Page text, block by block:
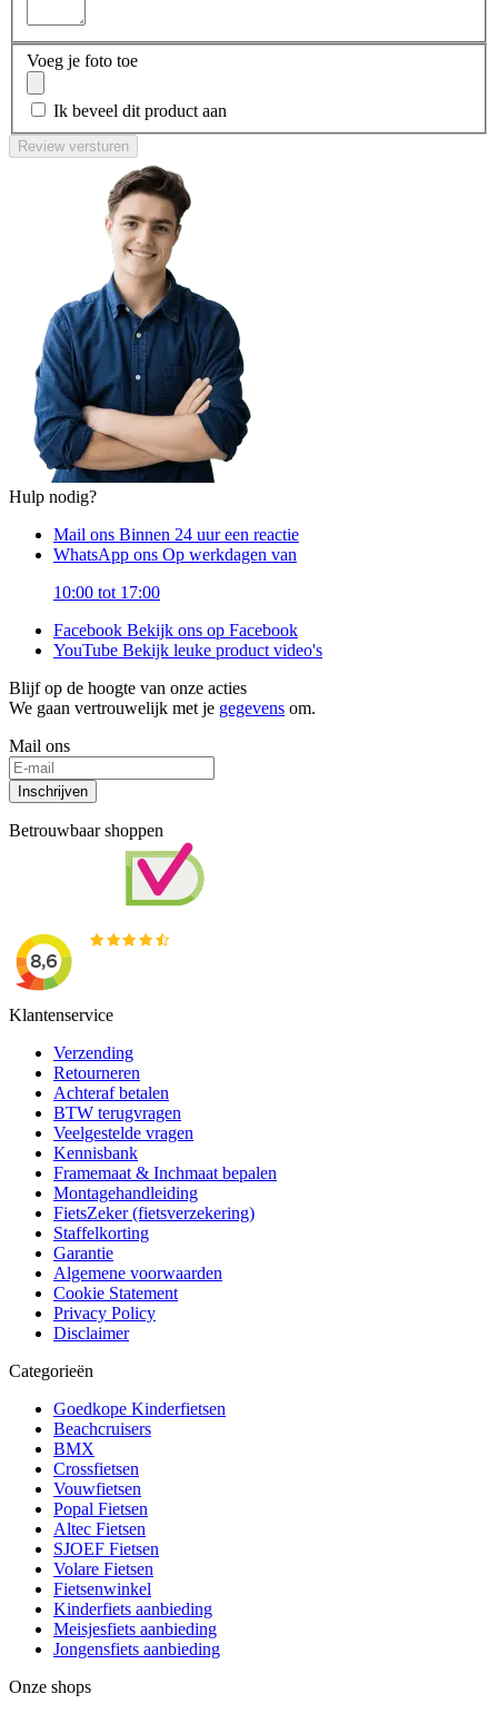
Voeg je foto toe
Ik beveel dit product aan
Review versturen
Hulp nodig?
Mail ons Binnen 24 uur een reactie
WhatsApp ons Op werkdagen van
10:00 tot 17:00
Facebook Bekijk ons op Facebook
YouTube Bekijk leuke product video's
Blijf op de hoogte van onze acties
We gaan vertrouwelijk met je gegevens om.
Mail ons
Inschrijven
Betrouwbaar shoppen
Klantenservice
Verzending
Retourneren
Achteraf betalen
BTW terugvragen
Veelgestelde vragen
Kennisbank
Framemaat & Inchmaat bepalen
Montagehandleiding
FietsZeker (fietsverzekering)
Staffelkorting
Garantie
Algemene voorwaarden
Cookie Statement
Privacy Policy
Disclaimer
Categorieën
Goedkope Kinderfietsen
Beachcruisers
BMX
Crossfietsen
Vouwfietsen
Popal Fietsen
Altec Fietsen
SJOEF Fietsen
Volare Fietsen
Fietsenwinkel
Kinderfiets aanbieding
Meisjesfiets aanbieding
Jongensfiets aanbieding
Onze shops